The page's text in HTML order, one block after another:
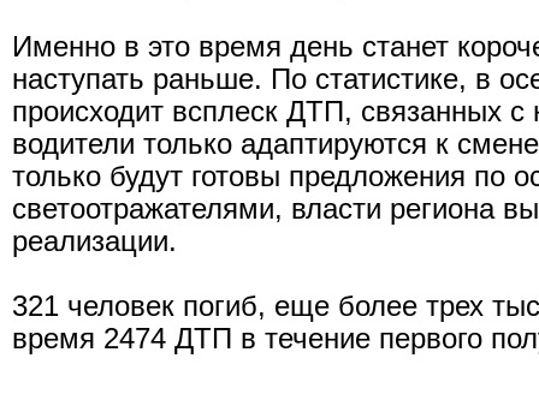
Именно в это время день станет
наступать раньше. По статистике, в
происходит всплеск ДТП, связанных
водители только адаптируются к
только будут готовы предложения по
светоотражателями, власти региона
реализации.
321 человек погиб, еще более трех
время 2474 ДТП в течение первого